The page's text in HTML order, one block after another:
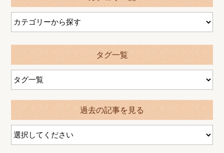
タグ一覧
過去の記事を見る